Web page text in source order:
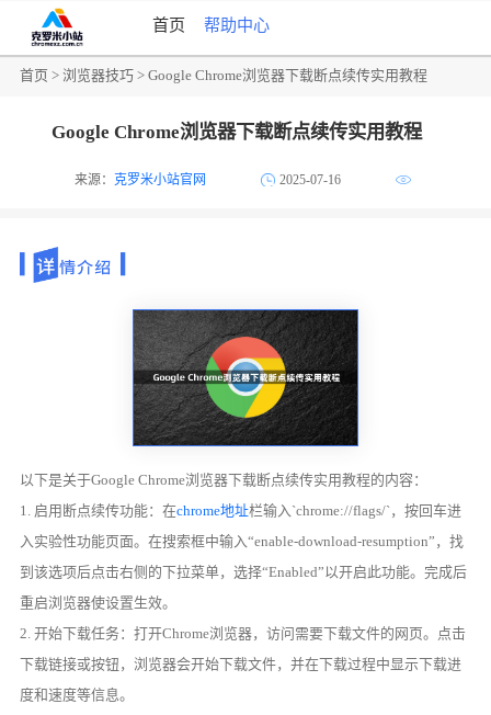
首页 帮助中心
首页 >浏览器技巧 > Google Chrome浏览器下载断点续传实用教程
Google Chrome浏览器下载断点续传实用教程
来源：克罗米小站官网 2025-07-16
以下是关于Google Chrome浏览器下载断点续传实用教程的内容：
1. 启用断点续传功能：在chrome地址栏输入`chrome://flags/`，按回车进
入实验性功能页面。在搜索框中输入“enable-download-resumption”，找
到该选项后点击右侧的下拉菜单，选择“Enabled”以开启此功能。完成后
重启浏览器使设置生效。
2. 开始下载任务：打开Chrome浏览器，访问需要下载文件的网页。点击
下载链接或按钮，浏览器会开始下载文件，并在下载过程中显示下载进
度和速度等信息。